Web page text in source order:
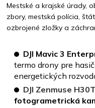
Mestské a krajské úrady,
zbory, mestská polícia,
ozbrojené zložky a
DJI Mavic 3
termo drony pre
energetických
DJI Zenmuse H30T
fotogrametrická